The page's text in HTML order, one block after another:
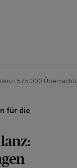
575.000
für die